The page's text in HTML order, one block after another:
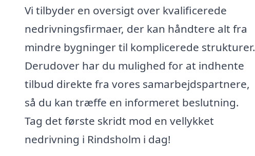
Vi tilbyder en oversigt over kvalificerede
nedrivningsfirmaer, der kan håndtere alt fra
mindre bygninger til komplicerede strukturer.
Derudover har du mulighed for at indhente
tilbud direkte fra vores samarbejdspartnere,
så du kan træffe en informeret beslutning.
Tag det første skridt mod en vellykket
nedrivning i Rindsholm i dag!